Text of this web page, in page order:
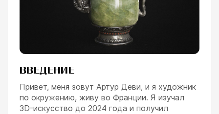
ВВЕДЕНИЕ
Привет, меня зовут Артур Деви, и я художник
по окружению, живу во Франции. Я изучал
3D-искусство до 2024 года и получил